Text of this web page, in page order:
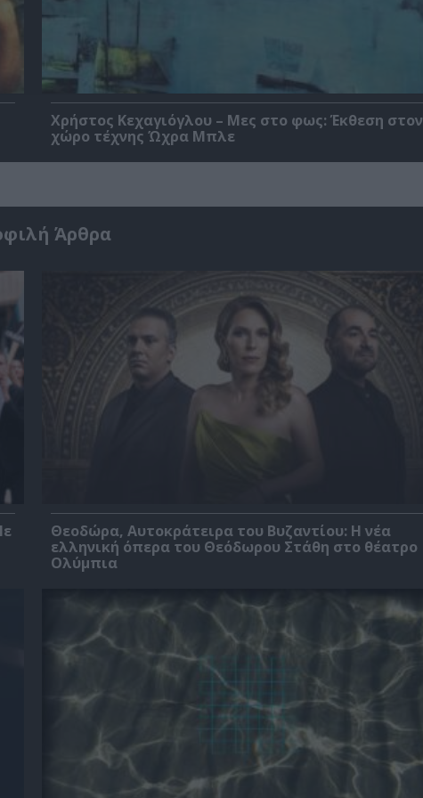
Χρήστος Κεχαγιόγλου – Μες στο φως: Έκθεση στον
χώρο τέχνης Ώχρα Μπλε
Άρθρα
Θεοδώρα, Αυτοκράτειρα του Βυζαντίου: Η νέα
ελληνική όπερα του Θεόδωρου Στάθη στο θέατρο
Ολύμπια